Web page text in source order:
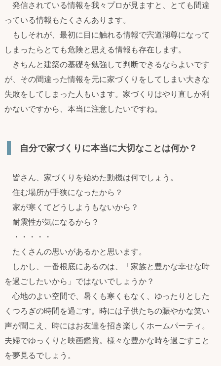
発信されている情報を我々プロが見ますと、とても間違
っている情報もたくさんあります。
もしそれが、最初に目に触れる情報で宍道湖尊になって
しまったらとても危険と思える情報も存在します。
きちんと建築の基礎を勉強して判断できるならよいです
が、その間違った情報を元に家づくりをしてしまい大きな
失敗をしてしまった人もいます。家づくりはやり直しか利
かないですから、本当に注意したいですね。
自分で家づくりに本当に大切なことは何か？
皆さん、家づくりを始めた動機は何でしょう。
住む場所が手狭になったから？
家が寒くてどうしようもないから？
耐震性が気になるから？
・・・・・
たくさんの思いがあるかと思います。
しかし、一番根底にあるのは、「家族と豊かな幸せな時
を過ごしたいから」ではないでしょうか？
心地のよい空間で、暑くも寒くもなく、ゆったりとした
くつろぎの時間を過ごす。時には子供たちの賑やかな笑い
声が聞こえ、時にはお友達を招き楽しくホームパーティ。
夫婦でゆっくりと映画鑑賞。様々な豊かな時を過ごすこと
を夢見るでしょう。